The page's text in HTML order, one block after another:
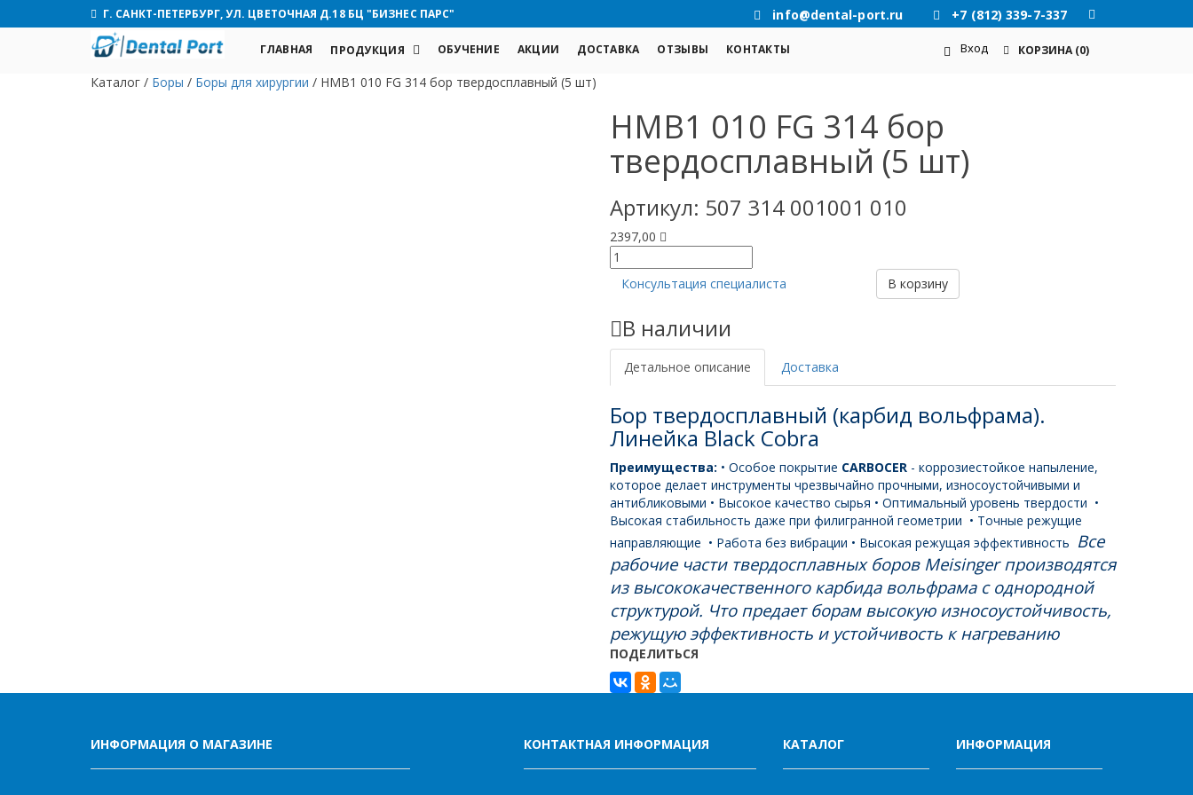
Г. САНКТ-ПЕТЕРБУРГ, УЛ. ЦВЕТОЧНАЯ Д.18 БЦ "БИЗНЕС ПАРС" info@dental-port.ru +7 (812) 339-7-337
ГЛАВНАЯ ПРОДУКЦИЯ ОБУЧЕНИЕ АКЦИИ ДОСТАВКА ОТЗЫВЫ КОНТАКТЫ Вход КОРЗИНА (0)
Каталог / Боры / Боры для хирургии / HMB1 010 FG 314 бор твердосплавный (5 шт)
HMB1 010 FG 314 бор
твердосплавный (5 шт)
Артикул: 507 314 001001 010
2397,00
Количество
товара
HMB1
FG
314
бор
твердосплавный
шт)
Консультация специалиста В корзину
В наличии
Детальное описание Доставка
Бор твердосплавный (карбид вольфрама).
Линейка Black Cobra
Преимущества: • Особое покрытие CARBOCER - коррозиестойкое напыление,
которое делает инструменты чрезвычайно прочными, износоустойчивыми и
антибликовыми • Высокое качество сырья • Оптимальный уровень твердости •
Высокая стабильность даже при филигранной геометрии • Точные режущие
направляющие • Работа без вибрации • Высокая режущая эффективность Все
рабочие части твердосплавных боров Meisinger производятся
из высококачественного карбида вольфрама с однородной
структурой. Что предает борам высокую износоустойчивость,
режущую эффективность и устойчивость к нагреванию
ПОДЕЛИТЬСЯ
ИНФОРМАЦИЯ О МАГАЗИНЕ КОНТАКТНАЯ ИНФОРМАЦИЯ КАТАЛОГ ИНФОРМАЦИЯ